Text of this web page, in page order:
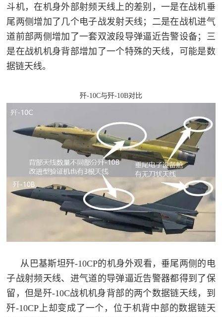
红
色
文
旅
关
于
斗机，在机身外部射频天线上的差别，一是在战机垂
尾两侧增加了几个电子战发射天线；二是在战机进气
道前部两侧增加了一套双波段导弹逼近告警设备；三
是在战机机身背部增加了一个特殊的天线，可能是数
据链天线。
歼-10C与歼-10B对比
从巴基斯坦歼-10CP的机身外观看，垂尾两侧的电
子战射频天线、进气道的导弹逼近告警器都得到了保
留，但是歼-10C战机机身背部的两个数据链天线，到
歼-10CP上却变成了一个，位于机背中部的数据链天